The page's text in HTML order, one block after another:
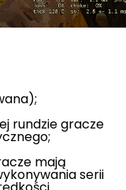
rundzie gracze
mają
serii